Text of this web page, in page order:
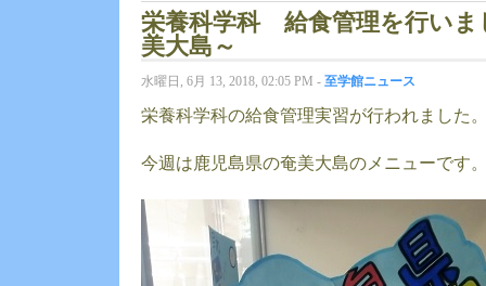
栄養科学科 給食管理を行い
美大島～
水曜日, 6月 13, 2018, 02:05 PM - 至学館ニュース
栄養科学科の給食管理実習が行われました
今週は鹿児島県の奄美大島のメニューです